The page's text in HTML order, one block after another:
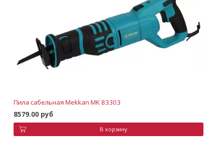
Пила сабельная Mekkan MK 83303
8579.00 руб
В корзину